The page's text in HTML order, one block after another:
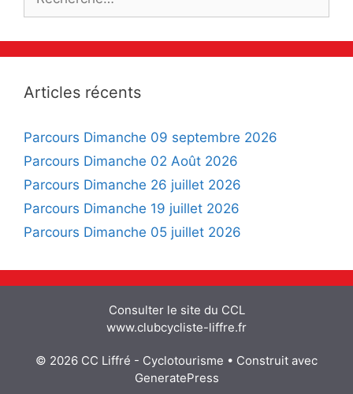
Articles récents
Parcours Dimanche 09 septembre 2026
Parcours Dimanche 02 Août 2026
Parcours Dimanche 26 juillet 2026
Parcours Dimanche 19 juillet 2026
Parcours Dimanche 05 juillet 2026
Consulter le site du CCL
www.clubcycliste-liffre.fr
© 2026 CC Liffré - Cyclotourisme • Construit avec
GeneratePress